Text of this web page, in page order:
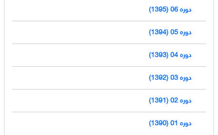
دوره 06 (1395)
دوره 05 (1394)
دوره 04 (1393)
دوره 03 (1392)
دوره 02 (1391)
دوره 01 (1390)